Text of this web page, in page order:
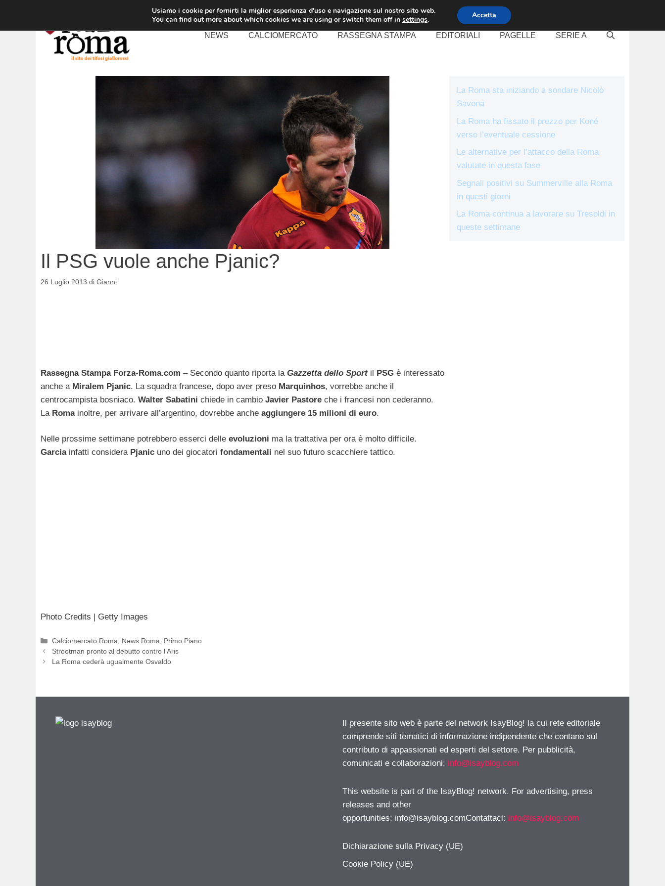
contenuto
NEWS CALCIOMERCATO RASSEGNA STAMPA EDITORIALI PAGELLE SERIE A
Il PSG vuole anche Pjanic?
26 Luglio 2013 di Gianni
Rassegna Stampa Forza-Roma.com – Secondo quanto riporta la Gazzetta dello Sportil PSG è interessato
anche a Miralem Pjanic. La squadra francese, dopo aver preso Marquinhos, vorrebbe anche il
centrocampista bosniaco. Walter Sabatini chiede in cambio Javier Pastore che i francesi non cederanno.
La Romainoltre, per arrivare all’argentino, dovrebbe anche aggiungere 15 milioni di euro.
Nelle prossime settimane potrebbero esserci delle evoluzioni ma la trattativa per ora è molto difficile.
Garciainfatti considera Pjanic uno dei giocatori fondamentali nel suo futuro scacchiere tattico.
Photo Credits | Getty Images
Categorie
Calciomercato Roma News Roma
Primo Piano
Strootman pronto al debutto contro l’Aris
La Roma cederà ugualmente Osvaldo
La Roma sta iniziando a sondare Nicolò
Savona
La Roma ha fissato il prezzo per Koné
verso l’eventuale cessione
Le alternative per l’attacco della Roma
valutate in questa fase
Segnali positivi su Summerville alla Roma
in questi giorni
La Roma continua a lavorare su Tresoldi in
queste settimane
Il presente sito web è parte del network IsayBlog! la cui rete editoriale
comprende siti tematici di informazione indipendente che contano sul
contributo di appassionati ed esperti del settore. Per pubblicità,
comunicati e collaborazioni: info@isayblog.com
This website is part of the IsayBlog! network. For advertising, press
releases and other
opportunities: info@isayblog.comContattaci: info@isayblog.com
Dichiarazione sulla Privacy (UE)
Cookie Policy (UE)
Usiamo i cookie per fornirti la miglior esperienza d'uso e navigazione sul nostro sito web.
You can find out more about which cookies we are using or switch them off in settings. Accetta